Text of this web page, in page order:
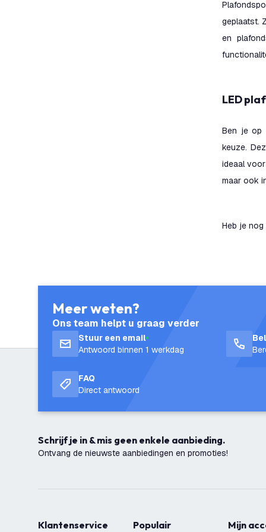
geplaatst.
en
LED
Ben je op
keuze.
ideaal
maar ook
Heb je
Meer weten?
Ons team helpt u graag verder
Stuur een email
Antwoord binnen 1 werkdag
FAQ
Direct antwoord
Schrijf je in & mis geen enkele aanbieding.
Ontvang de nieuwste aanbiedingen en promoties!
Klantenservice Populair Mijn